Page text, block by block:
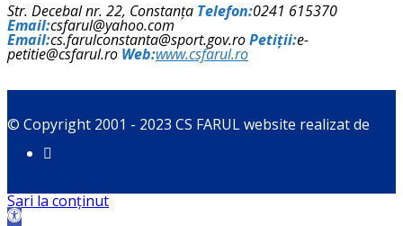
Str. Decebal nr. 22, Constanța Telefon:0241 615370
Email:csfarul@yahoo.com
Email:cs.farulconstanta@sport.gov.roPetiții:e-
petitie@csfarul.ro Web:www.csfarul.ro
© Copyright 2001 - 2023 CS FARUL website realizat de
Sari la conținut
Deschide